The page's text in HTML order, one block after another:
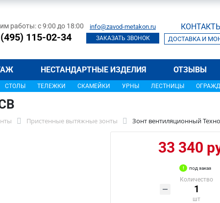
работы: с 9:00 до 18:00
115-02-34
info@zavod-metakon.ru
ЗАКАЗАТЬ ЗВОНОК ДОСТАВКА И
НЕСТАНДАРТНЫЕ ИЗДЕЛИЯ ОТЗЫВЫ
СТОЛЫ ТЕЛЕЖКИ СКАМЕЙКИ УРНЫ ЛЕСТНИЦЫ
Пристенные вытяжные зонты Зонт вентиляционный
33 340
под заказ
Количество
шт